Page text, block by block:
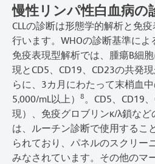
慢性リンパ性白血病の
CLLの診断は形態学的解析と免
行います。WHOの診断基準によ
免疫表現型解析では、腫瘍B細
現とCD5、CD19、CD23の共発
らに、3カ月にわたって末梢血
5,000/mL以上）
8 。CD5、CD19
現）、免疫グロブリンκ/λ鎖など
は、ルーチン診断で使用するこ
られており、パネルのスクリー
みなされています。その他のマ